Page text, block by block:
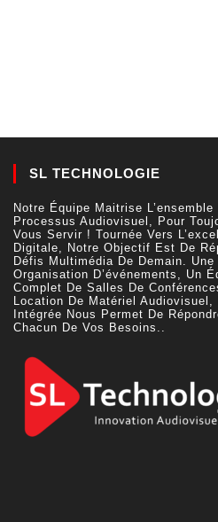
SL TECHNOLOGIE
Notre Équipe Maitrise L’ensemble
Processus Audiovisuel, Pour
Vous Servir ! Tournée Vers
Digitale, Notre Objectif Est De
Défis Multimédia De Demain. Une
Organisation D’événements, Un
Complet De Salles De
Location De Matériel Audiovisuel,
Intégrée Nous Permet De
Chacun De Vos Besoins..